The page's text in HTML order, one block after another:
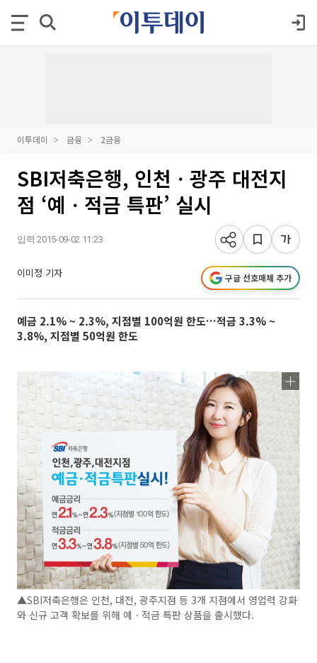
이투데이 금융 2금융
SBI저축은행, 인천ㆍ광주 대전지
점 ‘예ㆍ적금 특판’ 실시
입력 2015-09-02 11:23
이미정 기자 구글 선호매체 추가
예금 2.1% ~ 2.3%, 지점별 100억원 한도…적금 3.3% ~
3.8%, 지점별 50억원 한도
▲SBI저축은행은 인천, 대전, 광주지점 등 3개 지점에서 영업력 강화
와 신규 고객 확보를 위해 예ㆍ적금 특판 상품을 출시했다.